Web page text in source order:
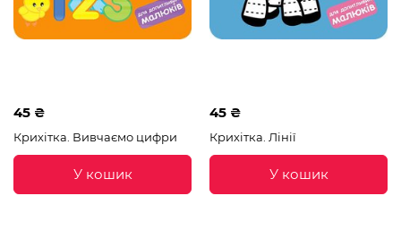
45 ₴
Крихітка. Вивчаємо цифри
У кошик
45 ₴
Крихітка. Лінії
У кошик